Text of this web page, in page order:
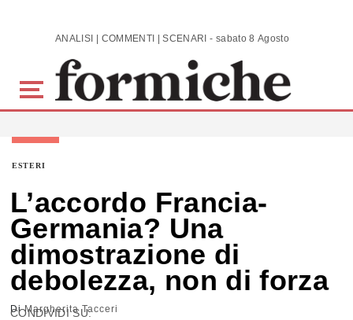
Skip to main content ANALISI | COMMENTI | SCENARI - sabato 8 Agosto 2026
ESTERI
L’accordo Francia-
Germania? Una
dimostrazione di
debolezza, non di forza
DiMargherita Tacceri
CONDIVIDI SU: